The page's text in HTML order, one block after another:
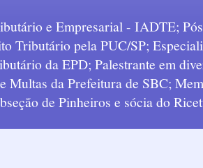
e Empresarial - IADTE;
Tributário pela PUC/SP;
da EPD; Palestrante em
da Prefeitura de SBC;
de Pinheiros e sócia do